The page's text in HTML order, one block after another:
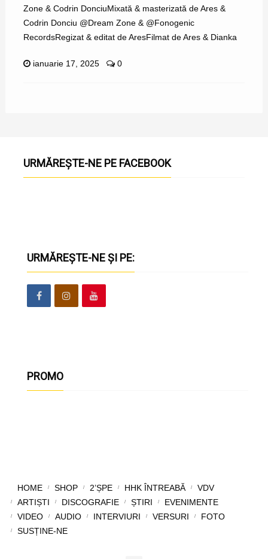
Zone & Codrin DonciuMixată & masterizată de Ares &
Codrin Donciu @Dream Zone & @Fonogenic
RecordsRegizat & editat de AresFilmat de Ares & Dianka
ianuarie 17, 2025 0
URMĂREȘTE-NE PE FACEBOOK
URMĂREȘTE-NE ȘI PE:
PROMO
HOME SHOP 2’ȘPE HHK ÎNTREABĂ
VDV
ARTIȘTI
DISCOGRAFIE ȘTIRI
EVENIMENTE
VIDEO
AUDIO INTERVIURI VERSURI
FOTO
SUSȚINE-NE